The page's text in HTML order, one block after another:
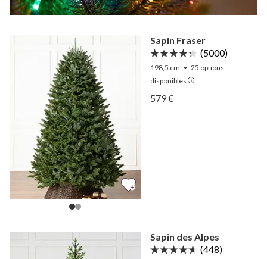
Sapin Fraser
(5000)
198,5 cm • 25 options
disponibles
Afficher Sapin Fraser —
Afficher Sapin Fraser —
579 €
Sapin des Alpes
(448)